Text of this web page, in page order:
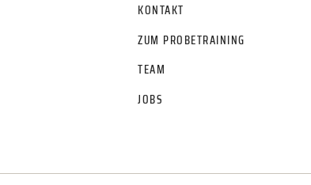
KONTAKT
ZUM PROBETRAINING
TEAM
JOBS